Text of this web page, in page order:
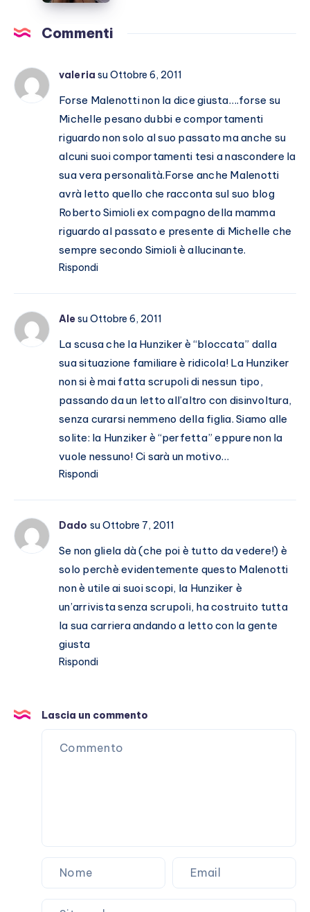
punto
storia
Commenti
valeria su Ottobre 6, 2011
Forse Malenotti non la dice giusta….forse su
Michelle pesano dubbi e comportamenti
riguardo non solo al suo passato ma anche su
alcuni suoi comportamenti tesi a nascondere la
sua vera personalità.Forse anche Malenotti
avrà letto quello che racconta sul suo blog
Roberto Simioli ex compagno della mamma
riguardo al passato e presente di Michelle che
sempre secondo Simioli è allucinante.
Rispondi
Alesu Ottobre 6, 2011
La scusa che la Hunziker è “bloccata” dalla
sua situazione familiare è ridicola! La Hunziker
non si è mai fatta scrupoli di nessun tipo,
passando da un letto all’altro con disinvoltura,
senza curarsi nemmeno della figlia. Siamo alle
solite: la Hunziker è “perfetta” eppure non la
vuole nessuno! Ci sarà un motivo…
Rispondi
Dado su Ottobre 7, 2011
Se non gliela dà (che poi è tutto da vedere!) è
solo perchè evidentemente questo Malenotti
non è utile ai suoi scopi, la Hunziker è
un’arrivista senza scrupoli, ha costruito tutta
la sua carriera andando a letto con la gente
giusta
Rispondi
Lascia un commento